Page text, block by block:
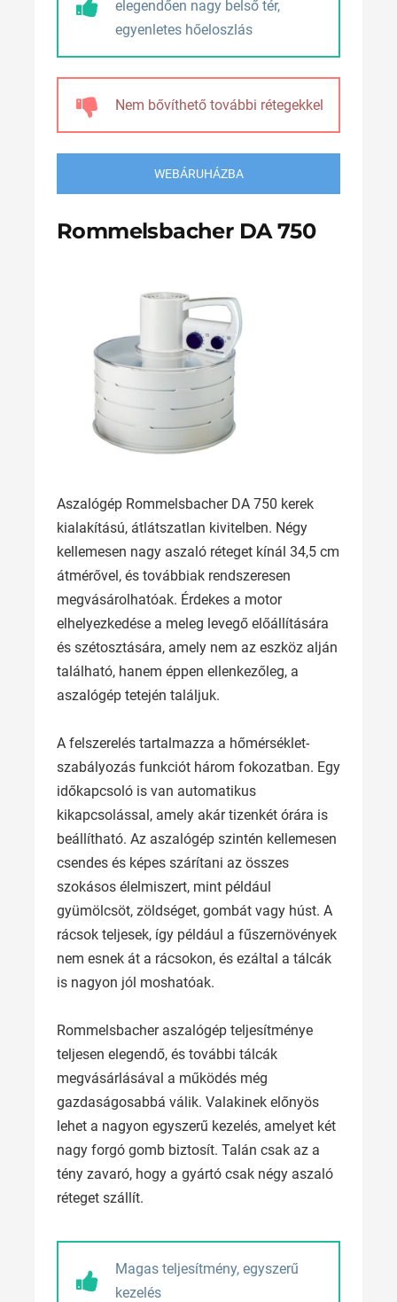
elegendően nagy belső tér,
egyenletes hőeloszlás
Nem bővíthető további rétegekkel
WEBÁRUHÁZBA
Rommelsbacher DA 750
Aszalógép Rommelsbacher DA 750 kerek
kialakítású, átlátszatlan kivitelben. Négy
kellemesen nagy aszaló réteget kínál 34,5 cm
átmérővel, és továbbiak rendszeresen
megvásárolhatóak. Érdekes a motor
elhelyezkedése a meleg levegő előállítására
és szétosztására, amely nem az eszköz alján
található, hanem éppen ellenkezőleg, a
aszalógép tetején találjuk.
A felszerelés tartalmazza a hőmérséklet-
szabályozás funkciót három fokozatban. Egy
időkapcsoló is van automatikus
kikapcsolással, amely akár tizenkét órára is
beállítható. Az aszalógép szintén kellemesen
csendes és képes szárítani az összes
szokásos élelmiszert, mint például
gyümölcsöt, zöldséget, gombát vagy húst. A
rácsok teljesek, így például a fűszernövények
nem esnek át a rácsokon, és ezáltal a tálcák
is nagyon jól moshatóak.
Rommelsbacher aszalógép teljesítménye
teljesen elegendő, és további tálcák
megvásárlásával a működés még
gazdaságosabbá válik. Valakinek előnyös
lehet a nagyon egyszerű kezelés, amelyet két
nagy forgó gomb biztosít. Talán csak az a
tény zavaró, hogy a gyártó csak négy aszaló
réteget szállít.
Magas teljesítmény, egyszerű
kezelés